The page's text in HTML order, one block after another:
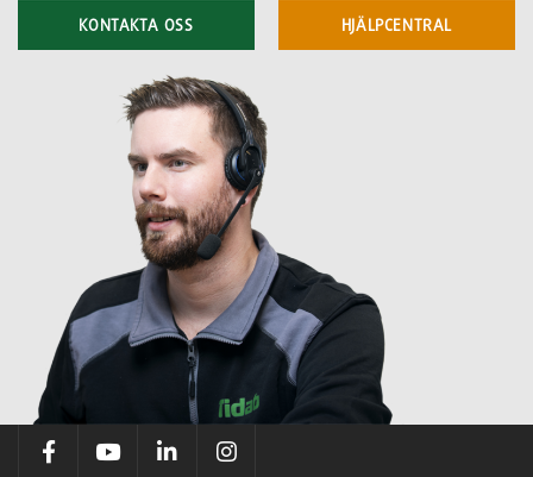
KONTAKTA OSS HJÄLPCENTRAL